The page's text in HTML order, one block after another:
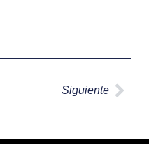
Siguiente